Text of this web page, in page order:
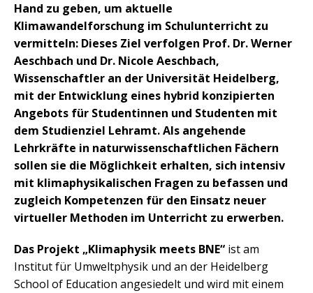
Hand zu geben, um aktuelle
Klimawandelforschung im Schulunterricht zu
vermitteln: Dieses Ziel verfolgen Prof. Dr. Werner
Aeschbach und Dr. Nicole Aeschbach,
Wissenschaftler an der Universität Heidelberg,
mit der Entwicklung eines hybrid konzipierten
Angebots für Studentinnen und Studenten mit
dem Studienziel Lehramt. Als angehende
Lehrkräfte in naturwissenschaftlichen Fächern
sollen sie die Möglichkeit erhalten, sich intensiv
mit klimaphysikalischen Fragen zu befassen und
zugleich Kompetenzen für den Einsatz neuer
virtueller Methoden im Unterricht zu erwerben.
Das Projekt „Klimaphysik meets BNE“ ist am
Institut für Umweltphysik und an der Heidelberg
School of Education angesiedelt und wird mit einem